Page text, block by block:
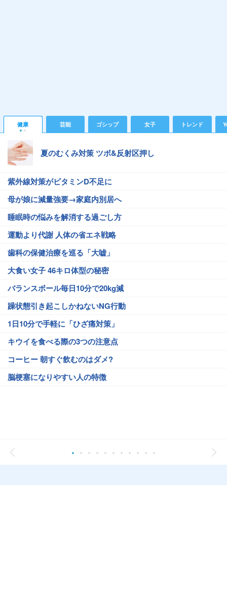
健康 芸能 ゴシップ 女子 トレンド
夏のむくみ対策 ツボ&反射区押し
紫外線対策がビタミンD不足に
母が娘に減量強要→家庭内別居へ
睡眠時の悩みを解消する過ごし方
運動より代謝 人体の省エネ戦略
歯科の保健治療を巡る「大嘘」
大食い女子 46キロ体型の秘密
バランスボール毎日10分で20kg減
躁状態引き起こしかねないNG行動
1日10分で手軽に「ひざ痛対策」
キウイを食べる際の3つの注意点
コーヒー 朝すぐ飲むのはダメ?
脳梗塞になりやすい人の特徴